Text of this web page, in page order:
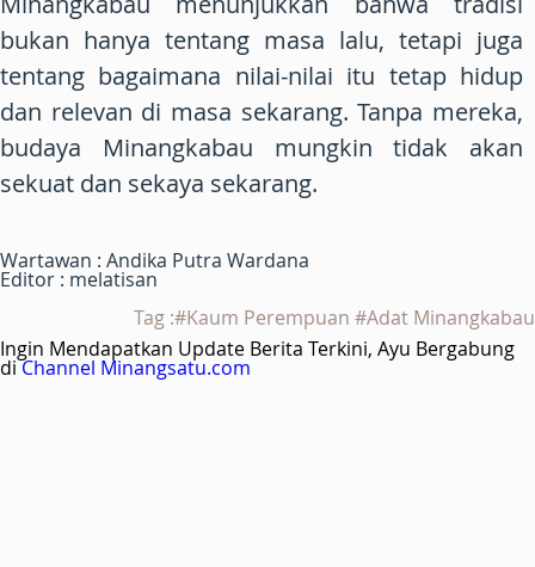
bukan hanya tentang masa lalu, tetapi juga
tentang bagaimana nilai-nilai itu tetap hidup
dan relevan di masa sekarang. Tanpa mereka,
budaya Minangkabau mungkin tidak akan
sekuat dan sekaya sekarang.
Wartawan : Andika Putra Wardana
Editor : melatisan
Tag :#Kaum Perempuan #Adat Minangkabau
Ingin Mendapatkan Update Berita Terkini, Ayu Bergabung
diChannel Minangsatu.com